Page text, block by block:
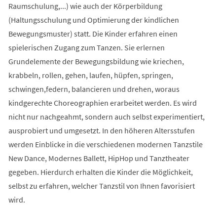
Raumschulung,...) wie auch der Körperbildung
(Haltungsschulung und Optimierung der kindlichen
Bewegungsmuster) statt. Die Kinder erfahren einen
spielerischen Zugang zum Tanzen. Sie erlernen
Grundelemente der Bewegungsbildung wie kriechen,
krabbeln, rollen, gehen, laufen, hüpfen, springen,
schwingen,federn, balancieren und drehen, woraus
kindgerechte Choreographien erarbeitet werden. Es wird
nicht nur nachgeahmt, sondern auch selbst experimentiert,
ausprobiert und umgesetzt. In den höheren Altersstufen
werden Einblicke in die verschiedenen modernen Tanzstile
New Dance, Modernes Ballett, HipHop und Tanztheater
gegeben. Hierdurch erhalten die Kinder die Möglichkeit,
selbst zu erfahren, welcher Tanzstil von Ihnen favorisiert
wird.